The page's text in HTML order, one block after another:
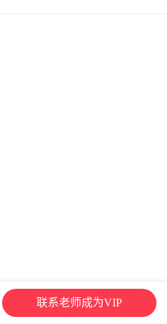
联系老师成为VIP